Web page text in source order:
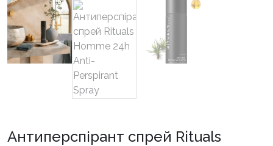
Антиперспірант спрей Rituals